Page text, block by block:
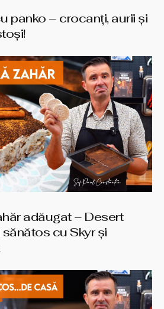
panko – crocanți, aurii și
adăugat – Desert
cu Skyr și